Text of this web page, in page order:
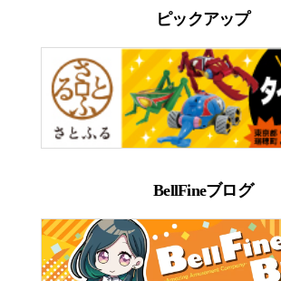
ピックアップ
BellFineブログ